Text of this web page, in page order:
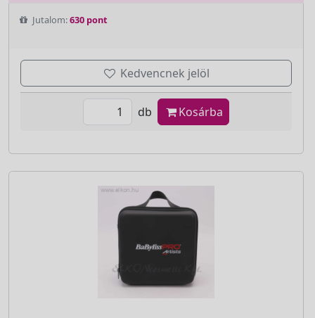
Jutalom:630 pont
Kedvencnek jelöl
db Kosárba